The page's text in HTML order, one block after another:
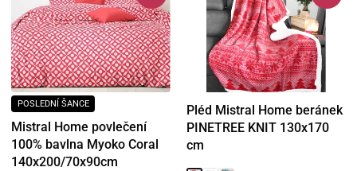
POSLEDNÍ ŠANCE
Mistral Home povlečení
100% bavlna Myoko Coral
140x200/70x90cm
Pléd Mistral Home beránek
PINETREE KNIT 130x170
cm